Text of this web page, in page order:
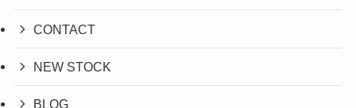
CONTACT
NEW STOCK
BLOG